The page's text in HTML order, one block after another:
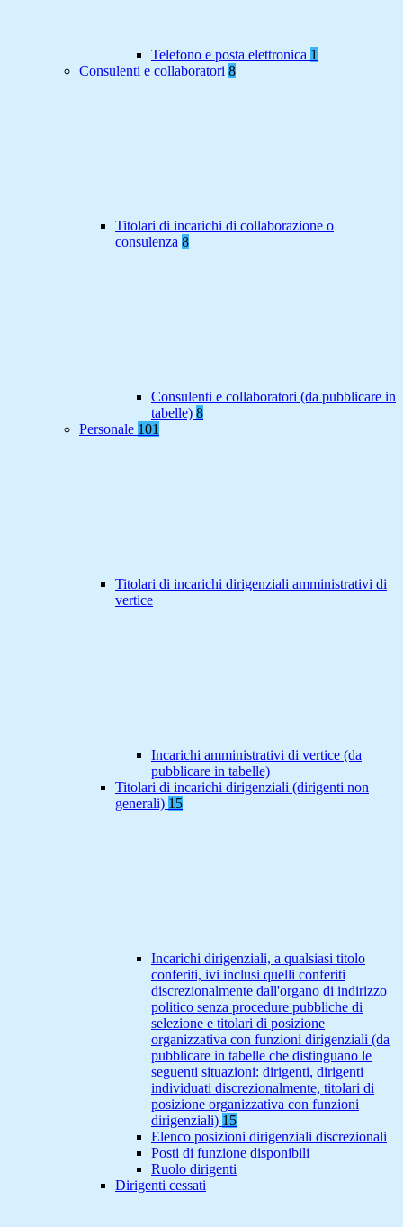
Telefono e posta elettronica 1
Consulenti e collaboratori 8
Titolari di incarichi di collaborazione o
consulenza 8
Consulenti e collaboratori (da pubblicare in
tabelle) 8
Personale 101
Titolari di incarichi dirigenziali amministrativi di
vertice
Incarichi amministrativi di vertice (da
pubblicare in tabelle)
Titolari di incarichi dirigenziali (dirigenti non
generali) 15
Incarichi dirigenziali, a qualsiasi titolo
conferiti, ivi inclusi quelli conferiti
discrezionalmente dall'organo di indirizzo
politico senza procedure pubbliche di
selezione e titolari di posizione
organizzativa con funzioni dirigenziali (da
pubblicare in tabelle che distinguano le
seguenti situazioni: dirigenti, dirigenti
individuati discrezionalmente, titolari di
posizione organizzativa con funzioni
dirigenziali) 15
Elenco posizioni dirigenziali discrezionali
Posti di funzione disponibili
Ruolo dirigenti
Dirigenti cessati